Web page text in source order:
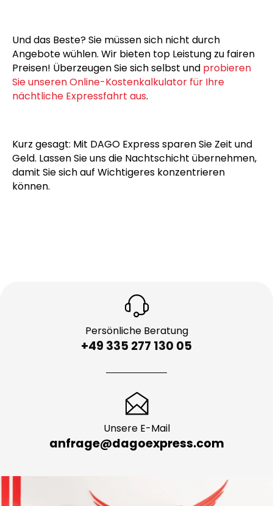
Und das Beste? Sie müssen sich nicht durch
Angebote wühlen. Wir bieten top Leistung zu fairen
Preisen! Überzeugen Sie sich selbst und probieren
Sie unseren Online-Kostenkalkulator für Ihre
nächtliche Expressfahrt aus.
Kurz gesagt: Mit DAGO Express sparen Sie Zeit und
Geld. Lassen Sie uns die Nachtschicht übernehmen,
damit Sie sich auf Wichtigeres konzentrieren
können.
Persönliche Beratung
+49 335 277 130 05
Unsere E-Mail
anfrage@dagoexpress.com